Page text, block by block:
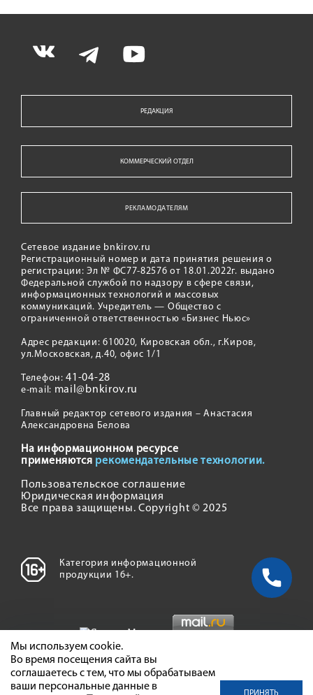
РЕДАКЦИЯ
КОММЕРЧЕСКИЙ ОТДЕЛ
РЕКЛАМОДАТЕЛЯМ
Сетевое издание bnkirov.ru
Регистрационный номер и дата принятия решения о
регистрации: Эл № ФС77-82576 от 18.01.2022г. выдано
Федеральной службой по надзору в сфере связи,
информационных технологий и массовых
коммуникаций. Учредитель — Общество с
ограниченной ответственностью «Бизнес Ньюс»
Адрес редакции: 610020, Кировская обл., г.Киров,
ул.Московская, д.40, офис 1/1
Телефон:41-04-28
e-mail: mail@bnkirov.ru
Главный редактор сетевого издания – Анастасия
Александровна Белова
На информационном ресурсе
применяются рекомендательные технологии.
Пользовательское соглашение
Юридическая информация
Все права защищены. Copyright © 2025
Категория информационной
продукции 16+.
Мы используем cookie.
Во время посещения сайта вы
соглашаетесь с тем, что мы обрабатываем
ваши персональные данные в